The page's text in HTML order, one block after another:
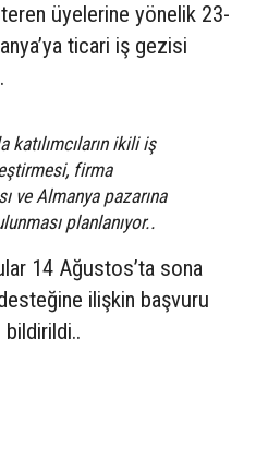
üyelerine yönelik 23-
ticari iş gezisi
katılımcıların ikili iş
firma
ve Almanya pazarına
planlanıyor..
14 Ağustos’ta sona
ilişkin başvuru